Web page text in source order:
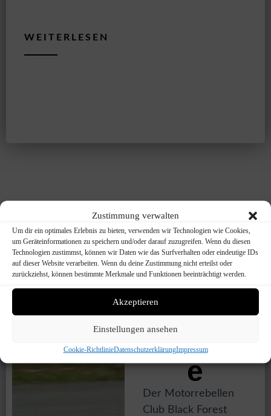
Zustimmung verwalten
Um dir ein optimales Erlebnis zu bieten, verwenden wir Technologien wie Cookies,
um Geräteinformationen zu speichern und/oder darauf zuzugreifen. Wenn du diesen
Technologien zustimmst, können wir Daten wie das Surfverhalten oder eindeutige IDs
auf dieser Website verarbeiten. Wenn du deine Zustimmung nicht erteilst oder
zurückziehst, können bestimmte Merkmale und Funktionen beeinträchtigt werden.
Akzeptieren
Einstellungen ansehen
Cookie-RichtlinieDatenschutzerklärungImpressum
WEITERLESEN
Vereins
ge-
schicht
e
Der Motorrebellen
Club Black Forest